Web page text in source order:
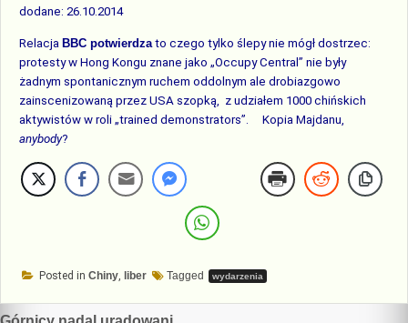
dodane: 26.10.2014
Relacja BBC potwierdzato czego tylko ślepy nie mógł dostrzec:
protesty w Hong Kongu znane jako „Occupy Central” nie były
żadnym spontanicznym ruchem oddolnym ale drobiazgowo
zainscenizowaną przez USA szopką, z udziałem 1000 chińskich
aktywistów w roli „trained demonstrators”. Kopia Majdanu,
anybody?
Posted in Chiny liber Tagged wydarzenia